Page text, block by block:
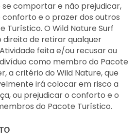
se comportar e não prejudicar,
e o prazer dos outros
Turístico. O Wild Nature Surf
de retirar qualquer
feita e/ou recusar ou
como membro do Pacote
a critério do Wild Nature, que
irá colocar em risco a
ou prejudicar o conforto e o
do Pacote Turístico.